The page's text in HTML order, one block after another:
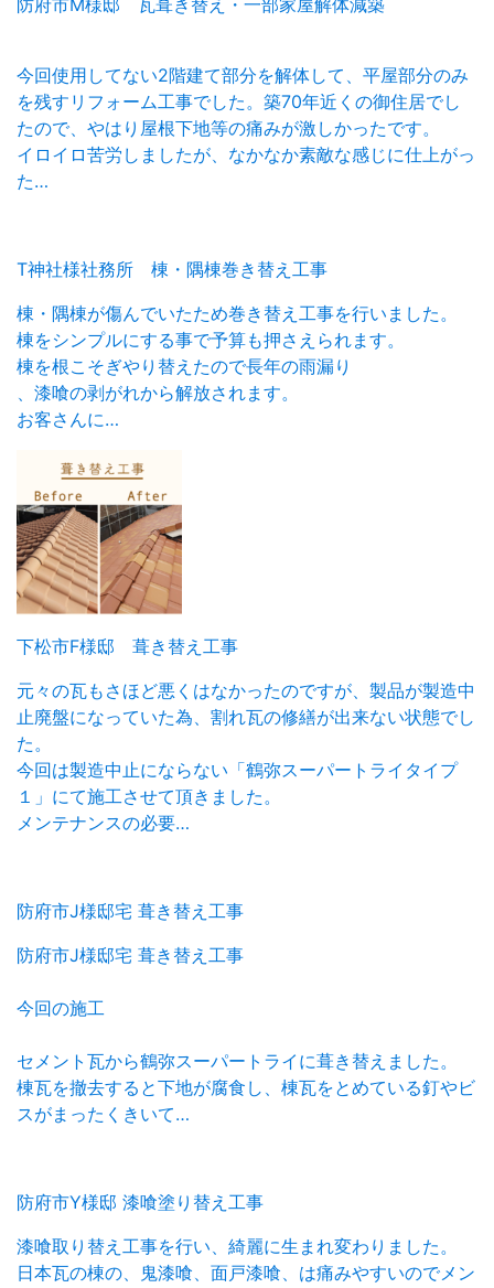
防府市M様邸 瓦葺き替え・一部家屋解体減築
今回使用してない2階建て部分を解体して、平屋部分のみ
を残すリフォーム工事でした。築70年近くの御住居でし
たので、やはり屋根下地等の痛みが激しかったです。
イロイロ苦労しましたが、なかなか素敵な感じに仕上がっ
た…
T神社様社務所 棟・隅棟巻き替え工事
棟・隅棟が傷んでいたため巻き替え工事を行いました。
棟をシンプルにする事で予算も押さえられます。
棟を根こそぎやり替えたので長年の雨漏り
、漆喰の剥がれから解放されます。
お客さんに…
下松市F様邸 葺き替え工事
元々の瓦もさほど悪くはなかったのですが、製品が製造中
止廃盤になっていた為、割れ瓦の修繕が出来ない状態でし
た。
今回は製造中止にならない「鶴弥スーパートライタイプ
１」にて施工させて頂きました。
メンテナンスの必要…
防府市J様邸宅 葺き替え工事
防府市J様邸宅 葺き替え工事
今回の施工
セメント瓦から鶴弥スーパートライに葺き替えました。
棟瓦を撤去すると下地が腐食し、棟瓦をとめている釘やビ
スがまったくきいて…
防府市Y様邸 漆喰塗り替え工事
漆喰取り替え工事を行い、綺麗に生まれ変わりました。
日本瓦の棟の、鬼漆喰、面戸漆喰、は痛みやすいのでメン